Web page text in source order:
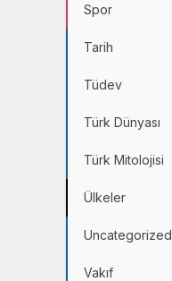
Spor
Tarih
Tüdev
Türk Dünyası
Türk Mitolojisi
Ülkeler
Uncategorized
Vakıf